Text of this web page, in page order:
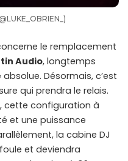
le remplacement
Audio, longtemps
Désormais, c’est
qui prendra le relais.
, cette configuration à
et une puissance
la cabine DJ
et deviendra